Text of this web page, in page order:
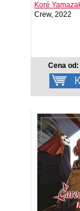
Koré
Crew, 2022
Cena od: